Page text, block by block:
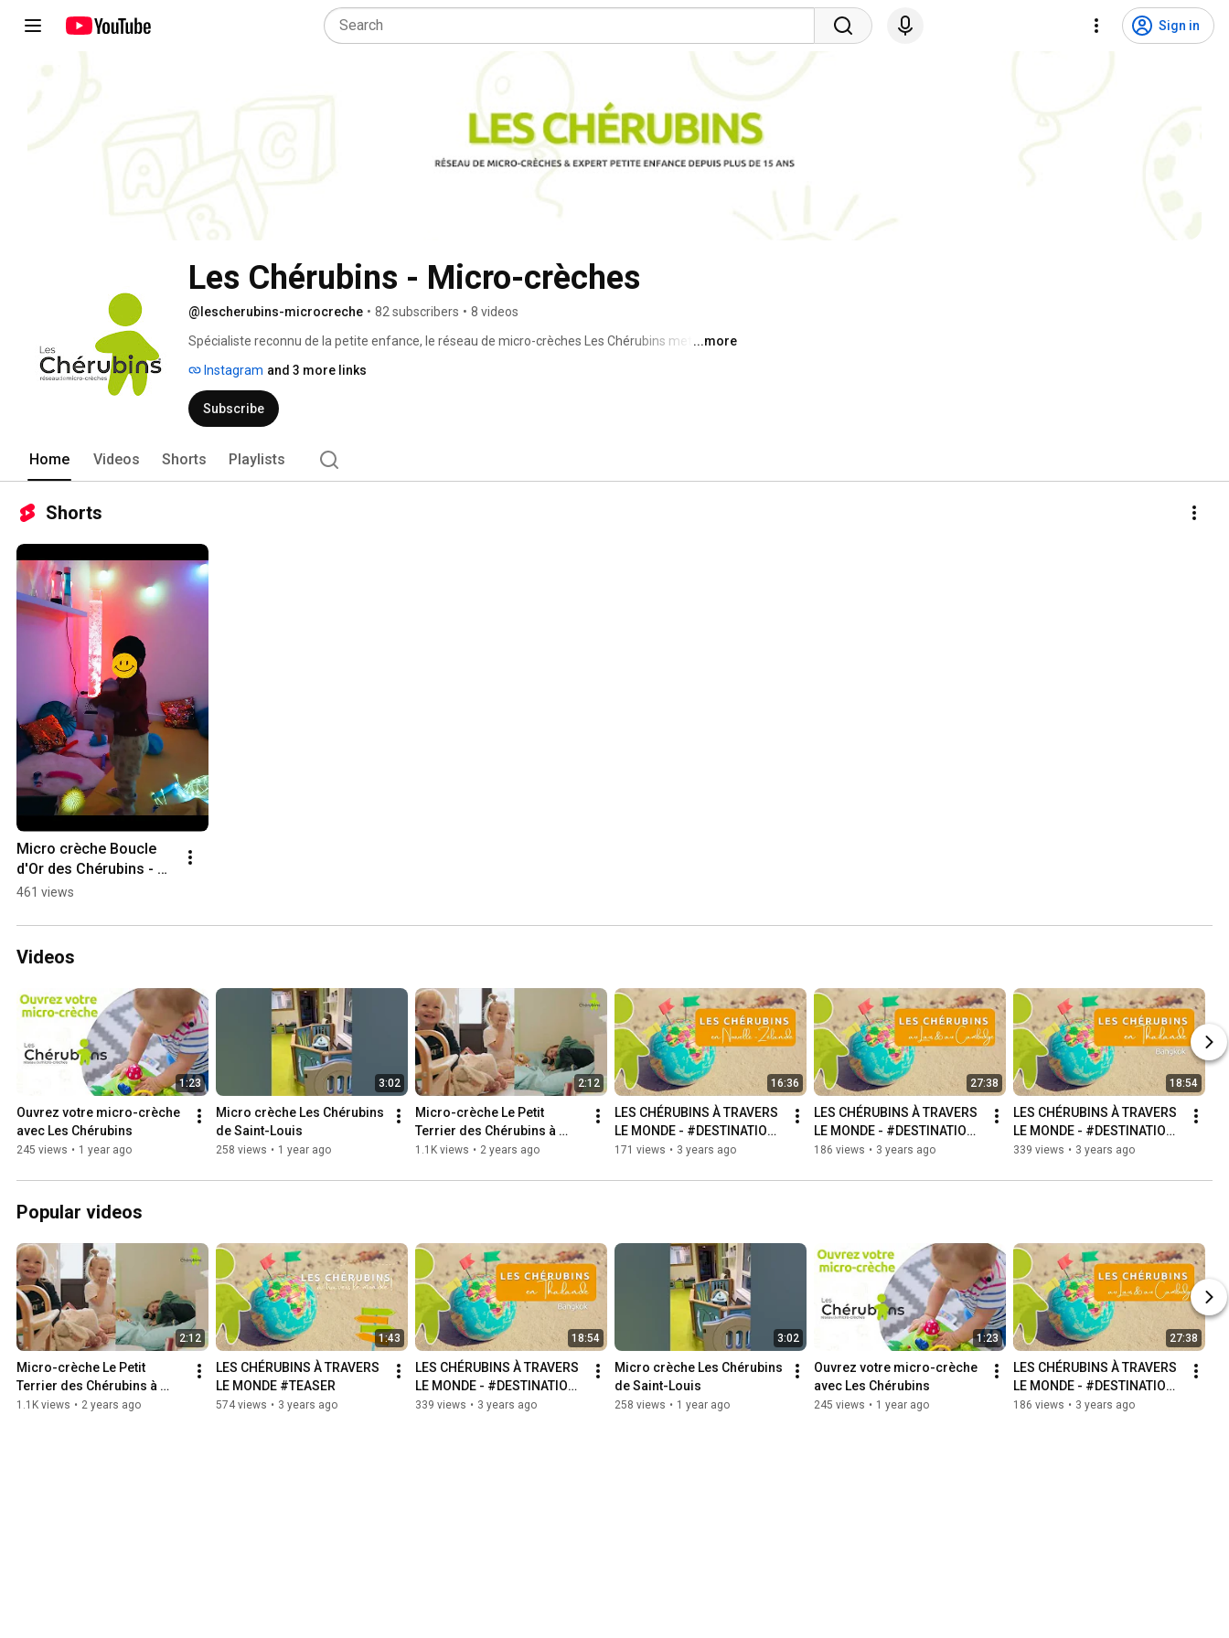
Sign in
Les Chérubins - Micro-crèches
@lescherubins-microcreche • 82 subscribers • 8 videos
Spécialiste reconnu de la petite enfance, le réseau de micro-crèches Les Chérubins met son ...more
Instagram and 3 more links
Subscribe
Home Videos Shorts Playlists
Shorts
Micro crèche Boucle
d'Or des Chérubins -
Marly (57)
461 views
Videos
1:23
Ouvrez votre micro-crèche
avec Les Chérubins
245 views • 1 year ago
3:02
Micro crèche Les Chérubins
de Saint-Louis
258 views • 1 year ago
2:12
Micro-crèche Le Petit
Terrier des Chérubins à
Rosheim
1.1K views • 2 years ago
16:36
LES CHÉRUBINS À TRAVERS
LE MONDE - #DESTINATION
NOUVELLE-ZÉLANDE
171 views • 3 years ago
27:38
LES CHÉRUBINS À TRAVERS
LE MONDE - #DESTINATION
LAOS & CAMBODGE
186 views • 3 years ago
18:54
LES CHÉRUBINS À TRAVERS
LE MONDE - #DESTINATION
BANGKOK
339 views • 3 years ago
Popular videos
2:12
Micro-crèche Le Petit
Terrier des Chérubins à
Rosheim
1.1K views • 2 years ago
1:43
LES CHÉRUBINS À TRAVERS
LE MONDE #TEASER
574 views • 3 years ago
18:54
LES CHÉRUBINS À TRAVERS
LE MONDE - #DESTINATION
BANGKOK
339 views • 3 years ago
3:02
Micro crèche Les Chérubins
de Saint-Louis
258 views • 1 year ago
1:23
Ouvrez votre micro-crèche
avec Les Chérubins
245 views • 1 year ago
27:38
LES CHÉRUBINS À TRAVERS
LE MONDE - #DESTINATION
LAOS & CAMBODGE
186 views • 3 years ago